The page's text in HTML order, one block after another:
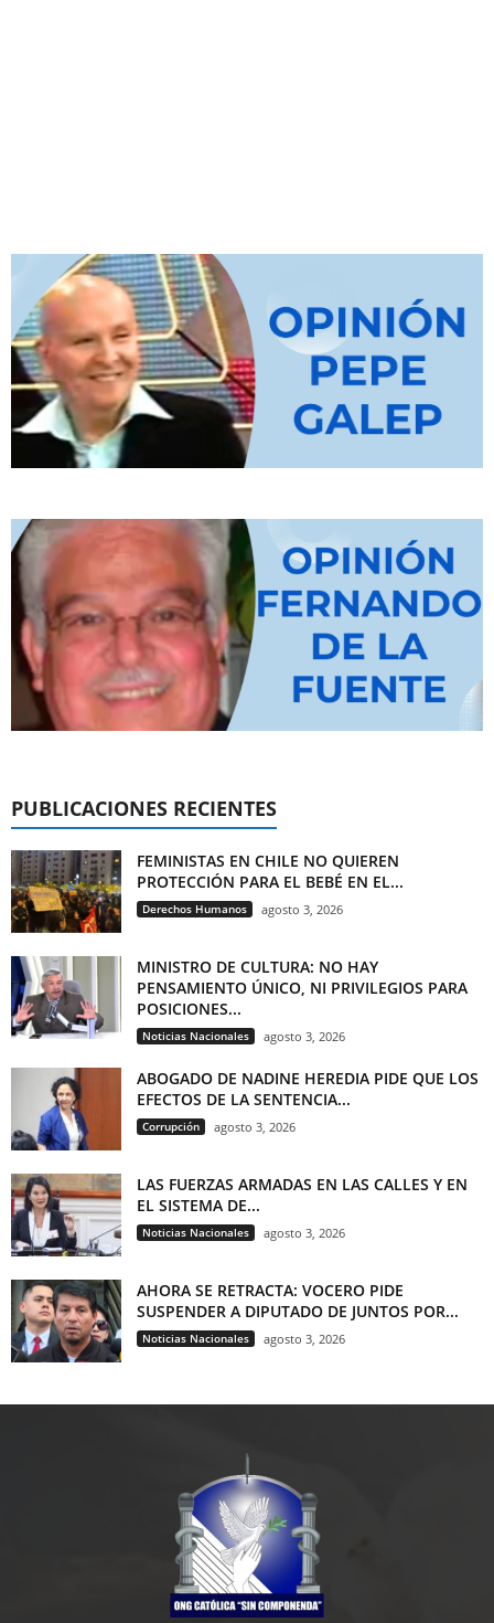
PUBLICACIONES RECIENTES
FEMINISTAS EN CHILE NO QUIEREN
PROTECCIÓN PARA EL BEBÉ EN EL...
Derechos Humanos agosto 3, 2026
MINISTRO DE CULTURA: NO HAY
PENSAMIENTO ÚNICO, NI PRIVILEGIOS PARA
POSICIONES...
Noticias Nacionales agosto 3, 2026
ABOGADO DE NADINE HEREDIA PIDE QUE LOS
EFECTOS DE LA SENTENCIA...
Corrupción agosto 3, 2026
LAS FUERZAS ARMADAS EN LAS CALLES Y EN
EL SISTEMA DE...
Noticias Nacionales agosto 3, 2026
AHORA SE RETRACTA: VOCERO PIDE
SUSPENDER A DIPUTADO DE JUNTOS POR...
Noticias Nacionales agosto 3, 2026